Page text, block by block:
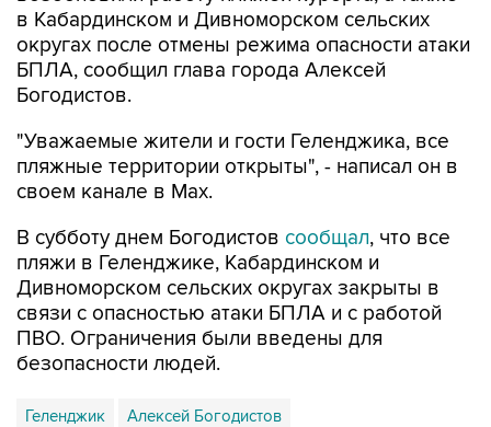
в Кабардинском и Дивноморском сельских
округах после отмены режима опасности атаки
БПЛА, сообщил глава города Алексей
Богодистов.
"Уважаемые жители и гости Геленджика, все
пляжные территории открыты", - написал он в
своем канале в Max.
В субботу днем Богодистов сообщал, что все
пляжи в Геленджике, Кабардинском и
Дивноморском сельских округах закрыты в
связи с опасностью атаки БПЛА и с работой
ПВО. Ограничения были введены для
безопасности людей.
Геленджик Алексей Богодистов